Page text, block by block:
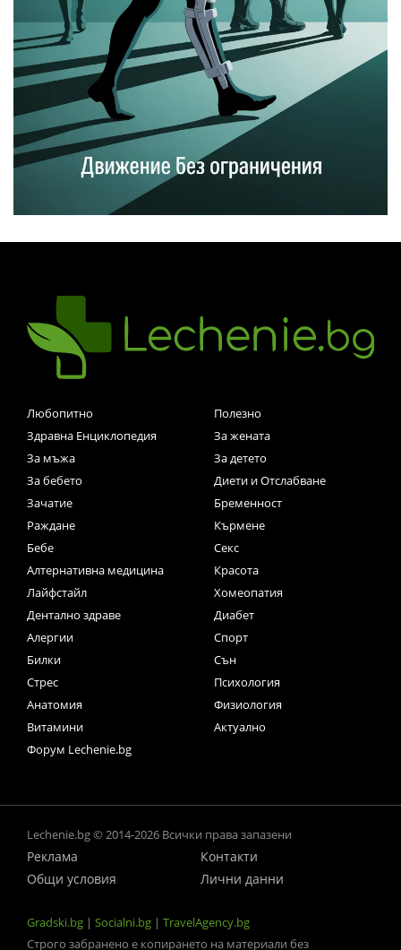
Любопитно
Полезно
Здравна Енциклопедия
За жената
За мъжа
За детето
За бебето
Диети и Отслабване
Зачатие
Бременност
Раждане
Кърмене
Бебе
Секс
Алтернативна медицина
Красота
Лайфстайл
Хомеопатия
Дентално здраве
Диабет
Алергии
Спорт
Билки
Сън
Стрес
Психология
Анатомия
Физиология
Витамини
Актуално
Форум Lechenie.bg
Lechenie.bg © 2014-2026 Всички права запазени
Реклама
Контакти
Общи условия
Лични данни
Gradski.bg | Socialni.bg | TravelAgency.bg
Строго забранено е копирането на материали без